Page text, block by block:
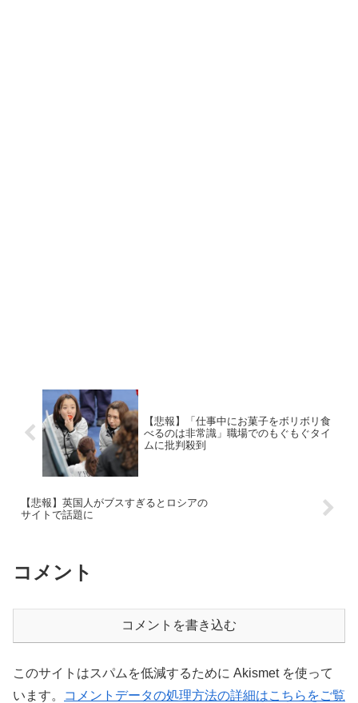
【悲報】「仕事中にお菓子をボリボリ食
べるのは非常識」職場でのもぐもぐタイ
ムに批判殺到
【悲報】英国人がブスすぎるとロシアの
サイトで話題に
コメント
コメントを書き込む
このサイトはスパムを低減するために Akismet を使って
います。
コメントデータの処理方法の詳細はこちらをご覧